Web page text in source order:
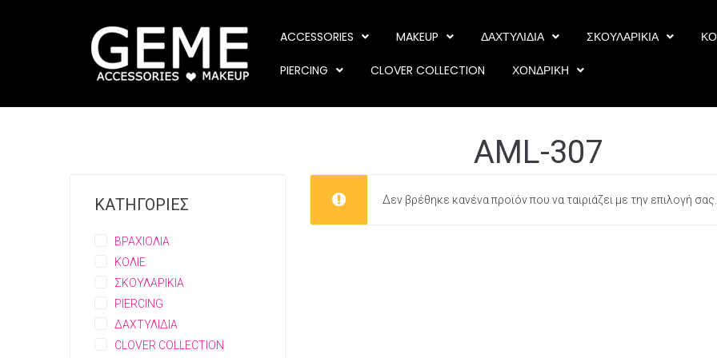
ACCESSORIES MAKEUP ΔΑΧΤΥΛΙΔΙΑ ΣΚΟΥΛΑΡΙΚΙΑ
PIERCING CLOVER COLLECTION ΧΟΝΔΡΙΚΗ
AML-307
Δεν βρέθηκε κανένα προϊόν που να ταιριάζει με την επιλογή σας.
ΚΑΤΗΓΟΡΙΕΣ
ΒΡΑΧΙΟΛΙΑ
ΚΟΛΙΕ
ΣΚΟΥΛΑΡΙΚΙΑ
PIERCING
ΔΑΧΤΥΛΙΔΙΑ
CLOVER COLLECTION